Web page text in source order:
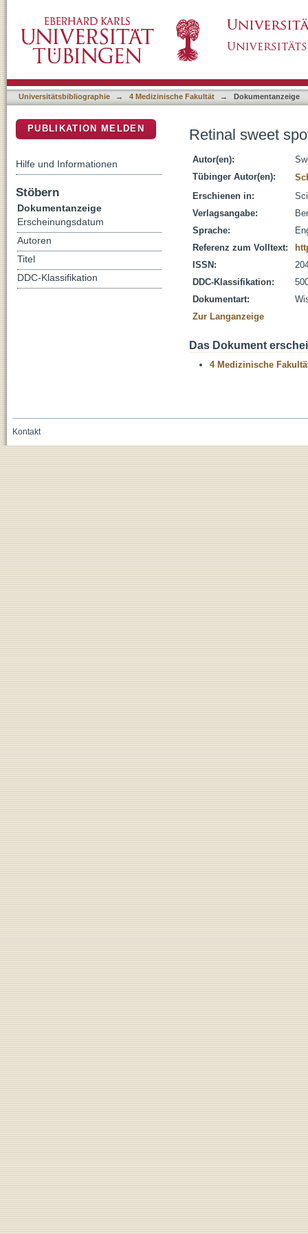
Universitätsbibliographie → 4 Medizinische Fakultät → Dokumentanzeige
Retinal sweet
Autor(en):
Tübinger Autor(en):
Erschienen in:
Verlagsangabe:
Sprache:
Referenz zum Volltext:
ISSN:
DDC-Klassifikation:
Dokumentart:
Zur Langanzeige
Das Dokument
4 Medizinische
PUBLIKATION MELDEN
Hilfe und Informationen
Stöbern
Dokumentanzeige
Erscheinungsdatum
Autoren
Titel
DDC-Klassifikation
Kontakt